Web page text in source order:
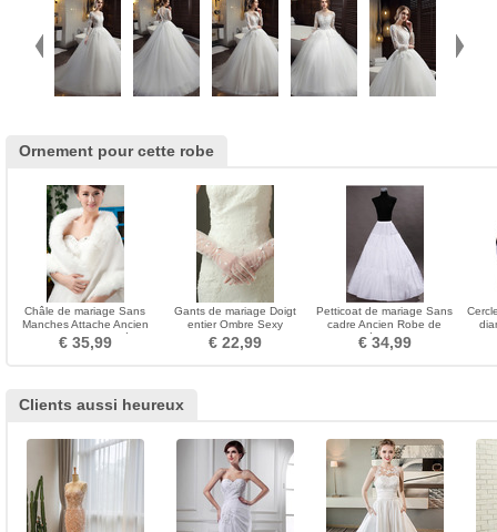
Ornement pour cette robe
Châle de mariage Sans
Manches Attache Ancien
Salle Grands carrés
€ 35,99
Gants de mariage Doigt
entier Ombre Sexy
Translucide Tulle Longue
€ 22,99
Petticoat de mariage Sans
cadre Ancien Robe de
mariée Longue
€ 34,99
Clients aussi heureux